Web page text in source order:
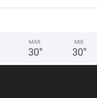
MAR
30°
MIE
30°